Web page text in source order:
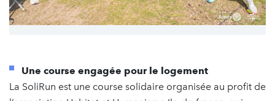
Une course engagée pour le logement
La SoliRun est une course solidaire organisée au profit de